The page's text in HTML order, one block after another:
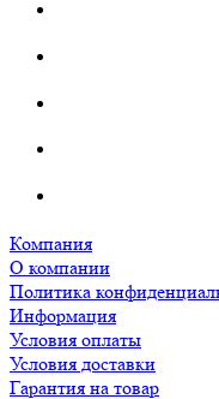
Компания
О компании
Политика
Информация
Условия оплаты
Условия доставки
Гарантия на товар